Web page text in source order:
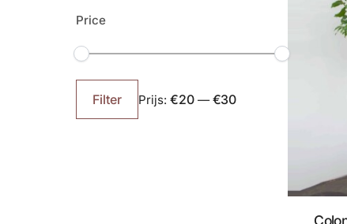
Price
Min.
prijs
Max.
prijsFilter Prijs: €20—€30